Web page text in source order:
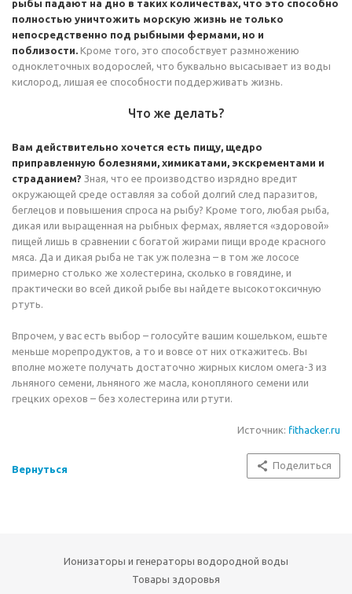
рыбы падают на дно в таких количествах, что это способно
полностью уничтожить морскую жизнь не только
непосредственно под рыбными фермами, но и
поблизости. Кроме того, это способствует размножению
одноклеточных водорослей, что буквально высасывает из воды
кислород, лишая ее способности поддерживать жизнь.
Что же делать?
Вам действительно хочется есть пищу, щедро
приправленную болезнями, химикатами, экскрементами и
страданием? Зная, что ее производство изрядно вредит
окружающей среде оставляя за собой долгий след паразитов,
беглецов и повышения спроса на рыбу? Кроме того, любая рыба,
дикая или выращенная на рыбных фермах, является «здоровой»
пищей лишь в сравнении с богатой жирами пищи вроде красного
мяса. Да и дикая рыба не так уж полезна – в том же лососе
примерно столько же холестерина, сколько в говядине, и
практически во всей дикой рыбе вы найдете высокотоксичную
ртуть.
Впрочем, у вас есть выбор – голосуйте вашим кошельком, ешьте
меньше морепродуктов, а то и вовсе от них откажитесь. Вы
вполне можете получать достаточно жирных кислом омега-3 из
льняного семени, льняного же масла, конопляного семени или
грецких орехов – без холестерина или ртути.
Источник: fithacker.ru
Вернуться Поделиться
Ионизаторы и генераторы водородной воды
Товары здоровья